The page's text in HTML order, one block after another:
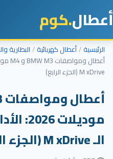
أعطال.كوم
الرئيسية أعطال كهربائية
البطارية
M xDrive (الجزء الرابع)
الـ M xDrive (الجزء الرابع)